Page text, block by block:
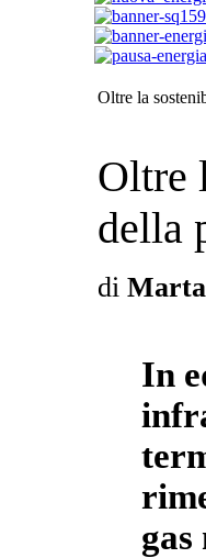
Oltre la
Oltre
della
di
In
gas